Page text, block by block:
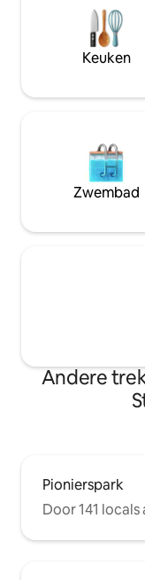
schaduw van
Dineer buiten op het dek.
Snow Canyon,
op enkele minuten
Keuken
Zwembad
Andere
Pionierspark
Door 141